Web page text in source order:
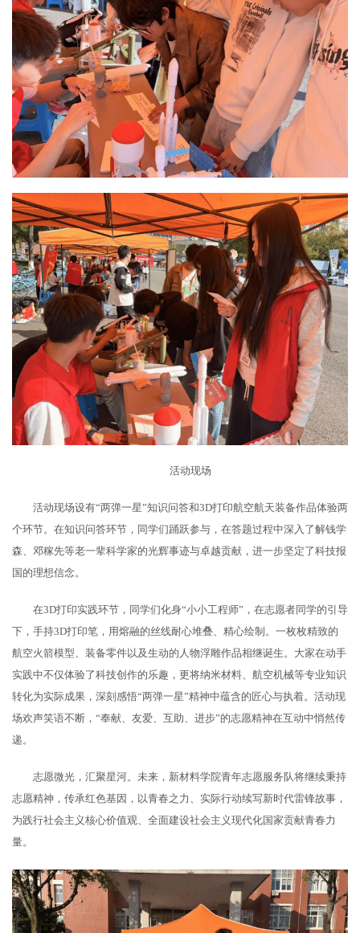
活动现场
活动现场设有“两弹一星”知识问答和3D打印航空航天装备作品体验两
个环节。在知识问答环节，同学们踊跃参与，在答题过程中深入了解钱学
森、邓稼先等老一辈科学家的光辉事迹与卓越贡献，进一步坚定了科技报
国的理想信念。
在3D打印实践环节，同学们化身“小小工程师”，在志愿者同学的引导
下，手持3D打印笔，用熔融的丝线耐心堆叠、精心绘制。一枚枚精致的
航空火箭模型、装备零件以及生动的人物浮雕作品相继诞生。大家在动手
实践中不仅体验了科技创作的乐趣，更将纳米材料、航空机械等专业知识
转化为实际成果，深刻感悟“两弹一星”精神中蕴含的匠心与执着。活动现
场欢声笑语不断，“奉献、友爱、互助、进步”的志愿精神在互动中悄然传
递。
志愿微光，汇聚星河。未来，新材料学院青年志愿服务队将继续秉持
志愿精神，传承红色基因，以青春之力、实际行动续写新时代雷锋故事，
为践行社会主义核心价值观、全面建设社会主义现代化国家贡献青春力
量。